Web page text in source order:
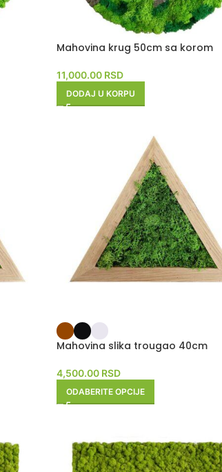
Mahovina krug 50cm sa korom
11,000.00 RSD
DODAJ U KORPU
Mahovina slika trougao 40cm
4,500.00 RSD
ODABERITE OPCIJE